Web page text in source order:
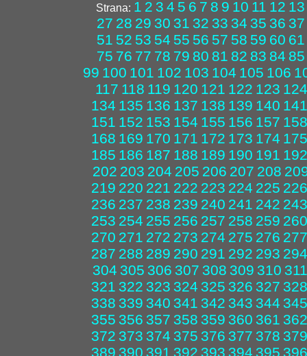
Strana: 1 2 3 4 5 6 7 8 9 10 11 12 13
27 28 29 30 31 32 33 34 35 36 37
51 52 53 54 55 56 57 58 59 60 61
75 76 77 78 79 80 81 82 83 84 85
99 100 101 102 103 104 105 106
117 118 119 120 121 122 123 124
134 135 136 137 138 139 140 141
151 152 153 154 155 156 157 158
168 169 170 171 172 173 174 175
185 186 187 188 189 190 191 192
202 203 204 205 206 207 208
219 220 221 222 223 224 225 226
236 237 238 239 240 241 242 243
253 254 255 256 257 258 259 260
270 271 272 273 274 275 276 277
287 288 289 290 291 292 293 294
304 305 306 307 308 309 310 311
321 322 323 324 325 326 327 328
338 339 340 341 342 343 344 345
355 356 357 358 359 360 361 362
372 373 374 375 376 377 378 379
389 390 391 392 393 394 395 396